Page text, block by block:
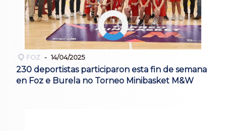
FOZ 14/04/2025
230 deportistas participaron esta fin de semana
en Foz e Burela no Torneo Minibasket M&W